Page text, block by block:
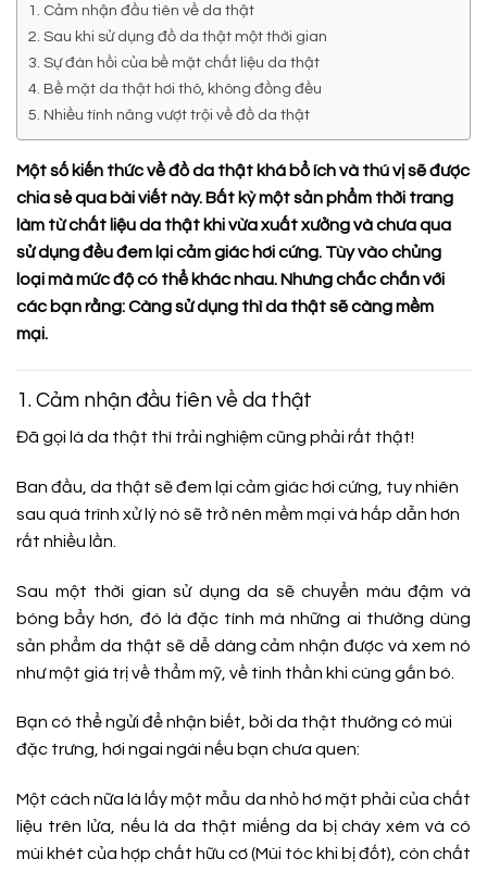
1. Cảm nhận đầu tiên về da thật
2. Sau khi sử dụng đồ da thật một thời gian
3. Sự đàn hồi của bề mặt chất liệu da thật
4. Bề mặt da thật hơi thô, không đồng đều
5. Nhiều tính năng vượt trội về đồ da thật
Một số kiến thức về đồ da thật khá bổ ích và thú vị sẽ được
chia sẻ qua bài viết này. Bất kỳ một sản phẩm thời trang
làm từ chất liệu da thật khi vừa xuất xưởng và chưa qua
sử dụng đều đem lại cảm giác hơi cứng. Tùy vào chủng
loại mà mức độ có thể khác nhau. Nhưng chắc chắn với
các bạn rằng: Càng sử dụng thì da thật sẽ càng mềm
mại.
1. Cảm nhận đầu tiên về da thật
Đã gọi là da thật thì trải nghiệm cũng phải rất thật!
Ban đầu, da thật sẽ đem lại cảm giác hơi cứng, tuy nhiên
sau quá trình xử lý nó sẽ trở nên mềm mại và hấp dẫn hơn
rất nhiều lần.
Sau một thời gian sử dụng da sẽ chuyển màu đậm và
bóng bẩy hơn, đó là đặc tính mà những ai thường dùng
sản phẩm da thật sẽ dễ dàng cảm nhận được và xem nó
như một giá trị về thẩm mỹ, về tinh thần khi cùng gắn bó.
Bạn có thể ngửi để nhận biết, bởi da thật thường có mùi
đặc trưng, hơi ngai ngái nếu bạn chưa quen:
Một cách nữa là lấy một mẫu da nhỏ hơ mặt phải của chất
liệu trên lửa, nếu là da thật miếng da bị cháy xém và có
mùi khét của hợp chất hữu cơ (Mùi tóc khi bị đốt), còn chất